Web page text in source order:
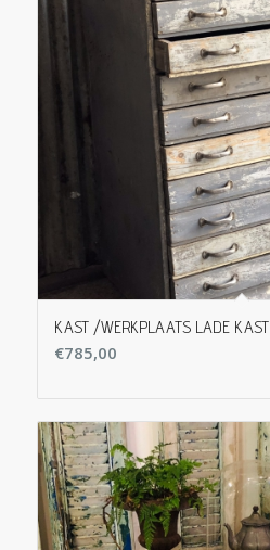
KAST /WERKPLAATS LADE KAST
€785,00